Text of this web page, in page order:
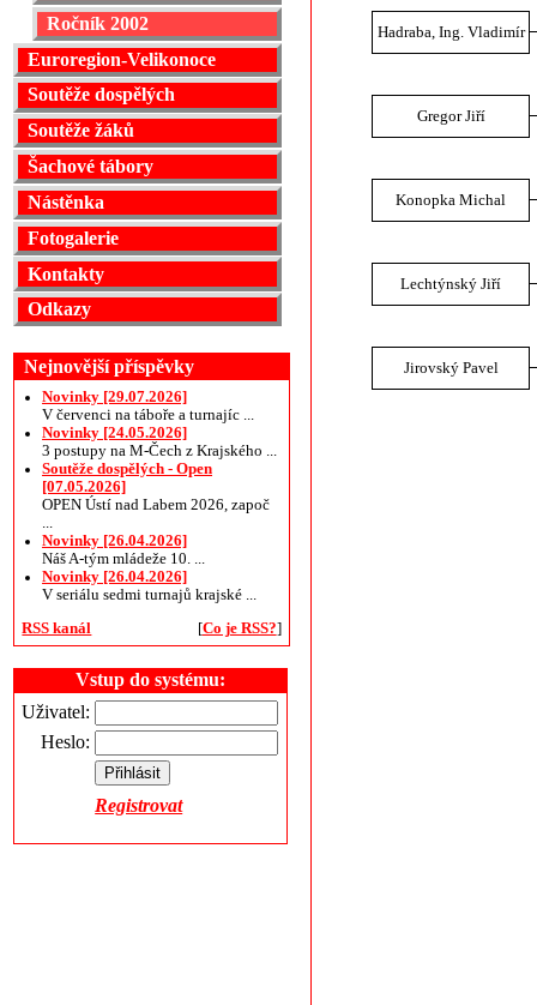
Ročník 2002
Euroregion-Velikonoce
Soutěže dospělých
Soutěže žáků
Šachové tábory
Nástěnka
Fotogalerie
Kontakty
Odkazy
Nejnovější příspěvky
Novinky [29.07.2026]
V červenci na táboře a turnajíc ...
Novinky [24.05.2026]
3 postupy na M-Čech z Krajského ...
Soutěže dospělých - Open
[07.05.2026]
OPEN Ústí nad Labem 2026, započ
Novinky [26.04.2026]
Náš A-tým mládeže 10. ...
Novinky [26.04.2026]
V seriálu sedmi turnajů krajské ...
RSS kanál
[Co je RSS?]
Vstup do systému:
Uživatel:
Heslo:
Registrovat
Hadraba, Ing. Vladimír
Gregor Jiří
Konopka Michal
Lechtýnský Jiří
Jirovský Pavel